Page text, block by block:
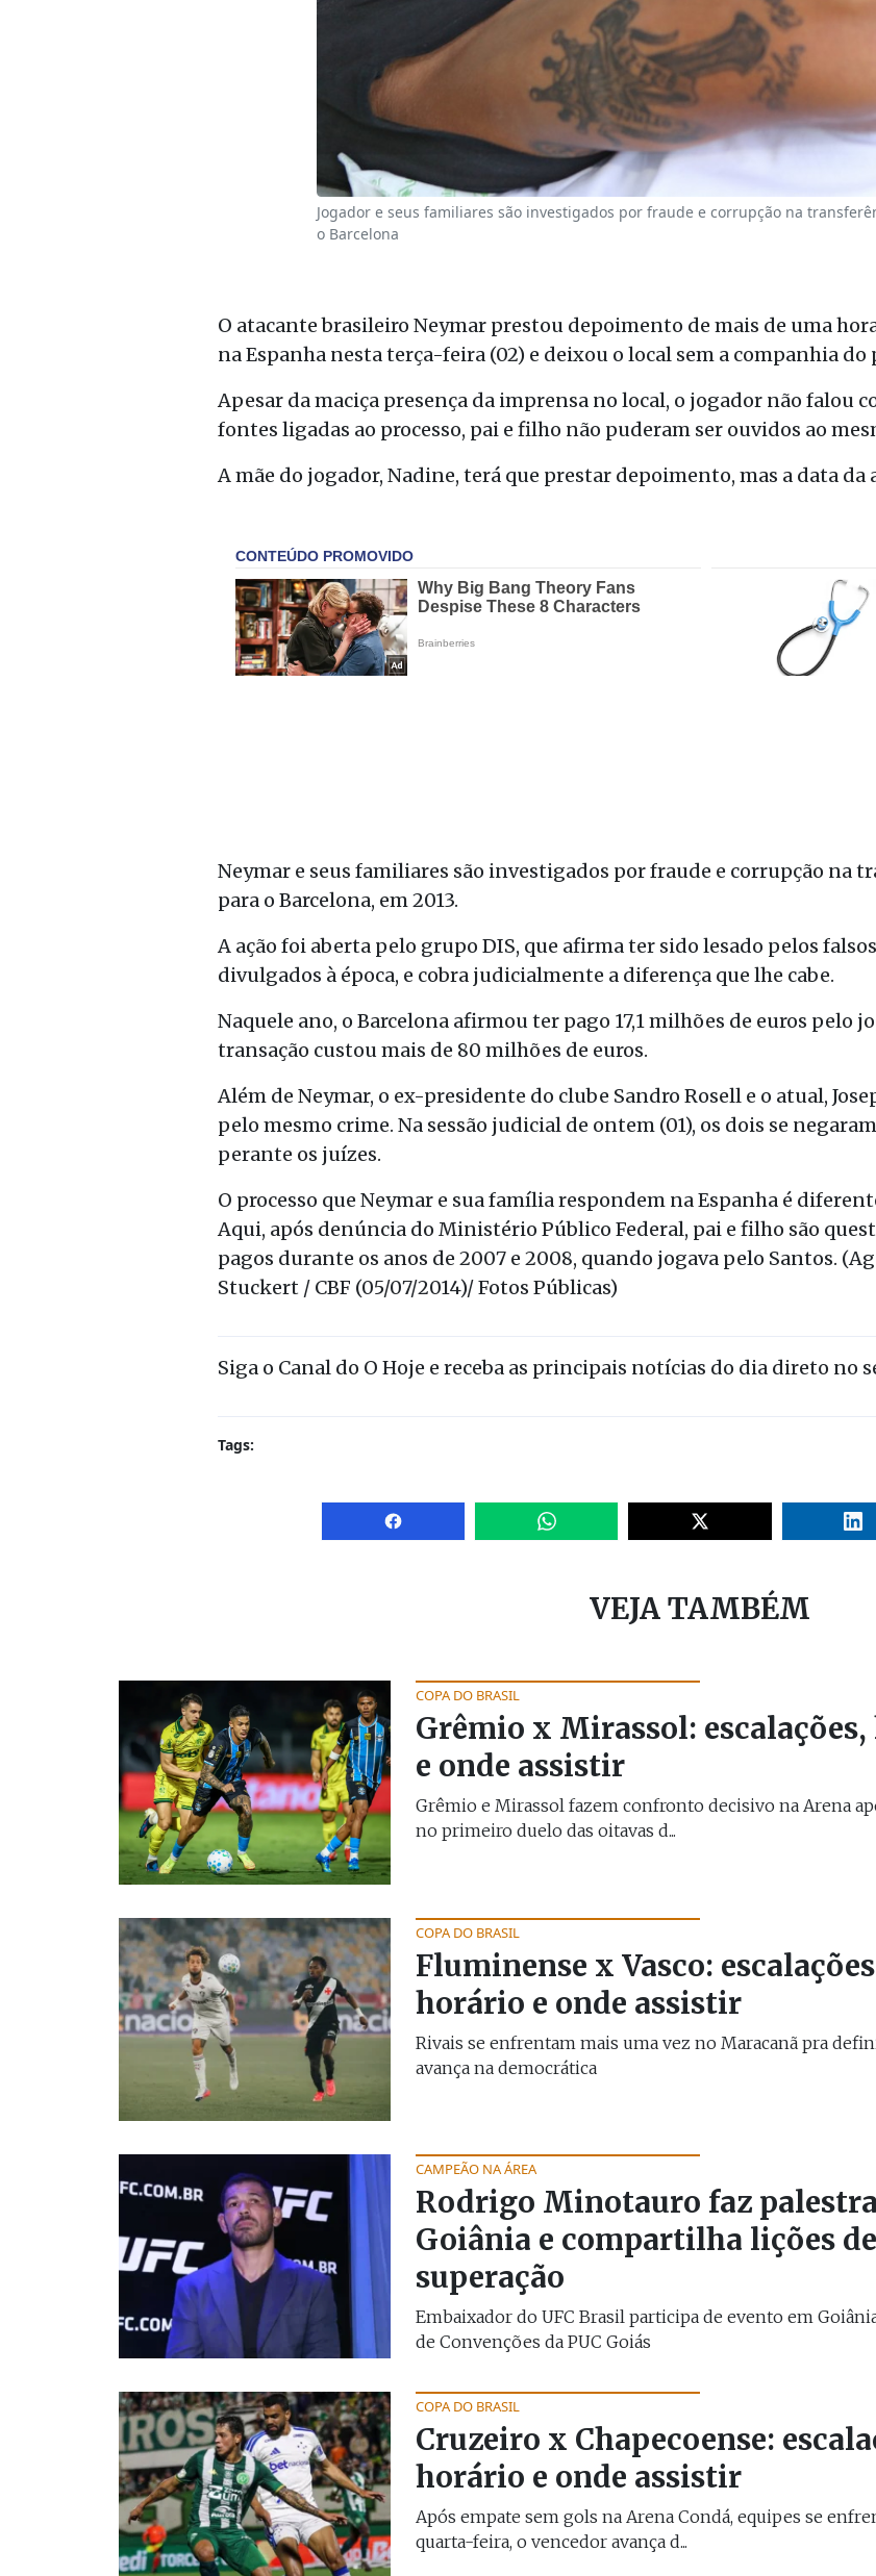
Jogador e seus familiares são investigados por fraude e corrupção na
o Barcelona
O atacante brasileiro Neymar prestou depoimento de mais de uma
na Espanha nesta terça-feira (02) e deixou o local sem a companhia do
Apesar da maciça presença da imprensa no local, o jogador não falou
fontes ligadas ao processo, pai e filho não puderam ser ouvidos ao
A mãe do jogador, Nadine, terá que prestar depoimento, mas a data da
Neymar e seus familiares são investigados por fraude e corrupção na
para o Barcelona, em 2013.
A ação foi aberta pelo grupo DIS, que afirma ter sido lesado pelos
divulgados à época, e cobra judicialmente a diferença que lhe cabe.
Naquele ano, o Barcelona afirmou ter pago 17,1 milhões de euros pelo
transação custou mais de 80 milhões de euros.
Além de Neymar, o ex-presidente do clube Sandro Rosell e o atual,
pelo mesmo crime. Na sessão judicial de ontem (01), os dois se
perante os juízes.
O processo que Neymar e sua família respondem na Espanha é
Aqui, após denúncia do Ministério Público Federal, pai e filho são
pagos durante os anos de 2007 e 2008, quando jogava pelo Santos.
Stuckert / CBF (05/07/2014)/ Fotos Públicas)
Siga o Canal do O Hoje e receba as principais notícias do dia direto no
Tags:
VEJA TAMBÉM
COPA DO BRASIL
Grêmio x Mirassol:
e onde assistir
Grêmio e Mirassol fazem confronto decisivo na Arena
no primeiro duelo das oitavas d...
COPA DO BRASIL
Fluminense x Vasco:
horário e onde assistir
Rivais se enfrentam mais uma vez no Maracanã pra
avança na democrática
CAMPEÃO NA ÁREA
Rodrigo Minotauro faz
Goiânia e compartilha lições de
superação
Embaixador do UFC Brasil participa de evento em
de Convenções da PUC Goiás
COPA DO BRASIL
Cruzeiro x Chapecoense:
horário e onde assistir
Após empate sem gols na Arena Condá, equipes se
quarta-feira, o vencedor avança d...